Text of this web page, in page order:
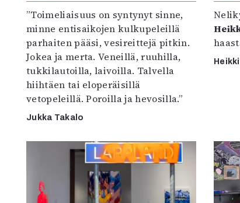
”Toimeliaisuus on syntynyt sinne,
minne entisaikojen kulkupeleillä
parhaiten pääsi, vesireittejä pitkin.
Jokea ja merta. Veneillä, ruuhilla,
tukkilautoilla, laivoilla. Talvella
hiihtäen tai eloperäisillä
vetopeleillä. Poroilla ja hevosilla.”
Jukka Takalo